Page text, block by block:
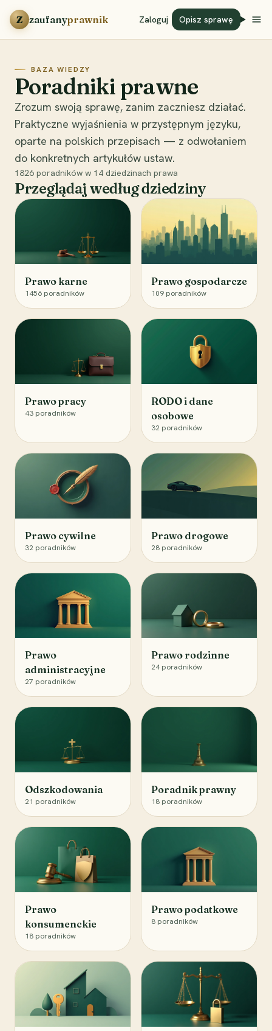
Przejdź do treści
Z zaufanyprawnik Zaloguj Opisz sprawę
BAZA WIEDZY
Poradniki prawne
Zrozum swoją sprawę, zanim zaczniesz działać.
Praktyczne wyjaśnienia w przystępnym języku,
oparte na polskich przepisach — z odwołaniem
do konkretnych artykułów ustaw.
1826 poradników w 14 dziedzinach prawa
Przeglądaj według dziedziny
Prawo karne
1456 poradników
Prawo gospodarcze
109 poradników
Prawo pracy
43 poradników
RODO i dane
osobowe
32 poradników
Prawo cywilne
32 poradników
Prawo drogowe
28 poradników
Prawo
administracyjne
27 poradników
Prawo rodzinne
24 poradników
Odszkodowania
21 poradników
Poradnik prawny
18 poradników
Prawo
konsumenckie
18 poradników
Prawo podatkowe
8 poradników